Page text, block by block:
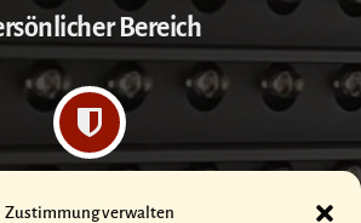
Zustimmung verwalten
Bereich